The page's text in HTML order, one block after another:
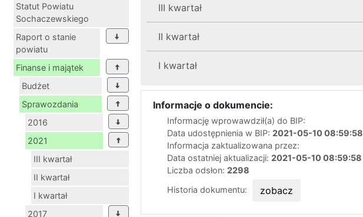
Statut Powiatu
Sochaczewskiego
Raport o stanie
powiatu
Finanse i majątek
Budżet
Sprawozdania
2016
2021
III kwartał
II kwartał
I kwartał
2017
III kwartał
II kwartał
I kwartał
Informacje o dokumencie:
Informację wprowawdził(a) do BIP:
Data udostępnienia w BIP: 2021-05-10 08:59:58
Informacja zaktualizowana przez:
Data ostatniej aktualizacji: 2021-05-10 08:59:58
Liczba odsłon: 2298
Historia dokumentu:
zobacz